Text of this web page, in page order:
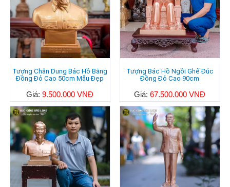
Tượng Chân Dung Bác Hồ Bằng
Đồng Đỏ Cao 50cm Mẫu Đẹp
Giá:9.500.000 VNĐ
Tượng Bác Hồ Ngồi Ghế Đúc
Đồng Đỏ Cao 90cm
Giá:67.500.000 VNĐ